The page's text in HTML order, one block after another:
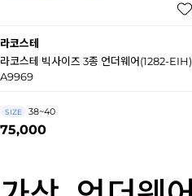
라코스테
라코스테 빅사이즈 3종 언더웨어(1282-EIH)
A9969
SIZE 38~40
75,000